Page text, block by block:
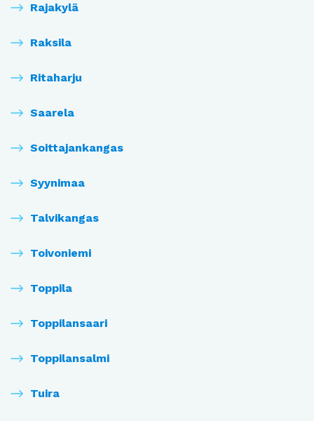
Rajakylä
Raksila
Ritaharju
Saarela
Soittajankangas
Syynimaa
Talvikangas
Toivoniemi
Toppila
Toppilansaari
Toppilansalmi
Tuira